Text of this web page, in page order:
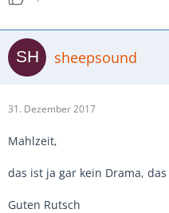
sheepsound
31. Dezember 2017
Mahlzeit,
das ist ja gar kein Drama,
Guten Rutsch